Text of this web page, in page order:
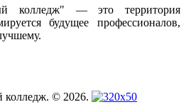
колледж" — это территория
будущее профессионалов,
колледж. © 2026.